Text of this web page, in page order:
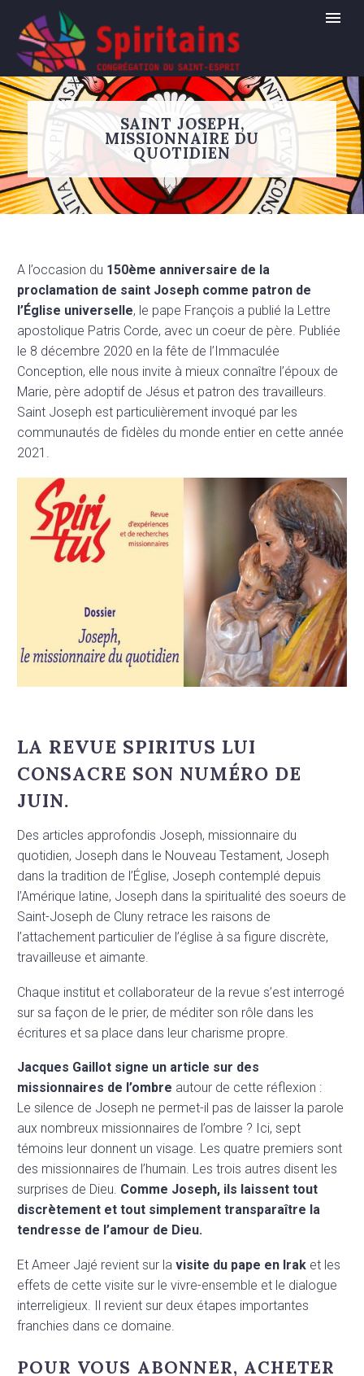
SAINT JOSEPH,
MISSIONNAIRE DU
QUOTIDIEN
A l’occasion du 150ème anniversaire de la
proclamation de saint Joseph comme patron de
l’Église universelle, le pape François a publié la Lettre
apostolique Patris Corde, avec un coeur de père. Publiée
le 8 décembre 2020 en la fête de l’Immaculée
Conception, elle nous invite à mieux connaître l’époux de
Marie, père adoptif de Jésus et patron des travailleurs.
Saint Joseph est particulièrement invoqué par les
communautés de fidèles du monde entier en cette année
2021.
LA REVUE SPIRITUS LUI
CONSACRE SON NUMÉRO DE
JUIN.
Des articles approfondis Joseph, missionnaire du
quotidien, Joseph dans le Nouveau Testament, Joseph
dans la tradition de l’Église, Joseph contemplé depuis
l’Amérique latine, Joseph dans la spiritualité des soeurs de
Saint-Joseph de Cluny retrace les raisons de
l’attachement particulier de l’église à sa figure discrète,
travailleuse et aimante.
Chaque institut et collaborateur de la revue s’est interrogé
sur sa façon de le prier, de méditer son rôle dans les
écritures et sa place dans leur charisme propre.
Jacques Gaillot signe un article sur des
missionnaires de l’ombre autour de cette réflexion :
Le silence de Joseph ne permet-il pas de laisser la parole
aux nombreux missionnaires de l’ombre ? Ici, sept
témoins leur donnent un visage. Les quatre premiers sont
des missionnaires de l’humain. Les trois autres disent les
surprises de Dieu. Comme Joseph, ils laissent tout
discrètement et tout simplement transparaître la
tendresse de l’amour de Dieu.
Et Ameer Jajé revient sur la visite du pape en Irak et les
effets de cette visite sur le vivre-ensemble et le dialogue
interreligieux. Il revient sur deux étapes importantes
franchies dans ce domaine.
POUR VOUS ABONNER, ACHETER